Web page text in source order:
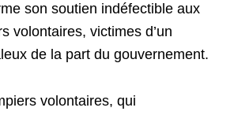
son soutien indéfectible aux
volontaires, victimes d’un
de la part du gouvernement.
volontaires, qui